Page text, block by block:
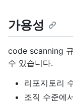
가용성
code scanning
수 있습니다.
리포지토리
조직 수준에